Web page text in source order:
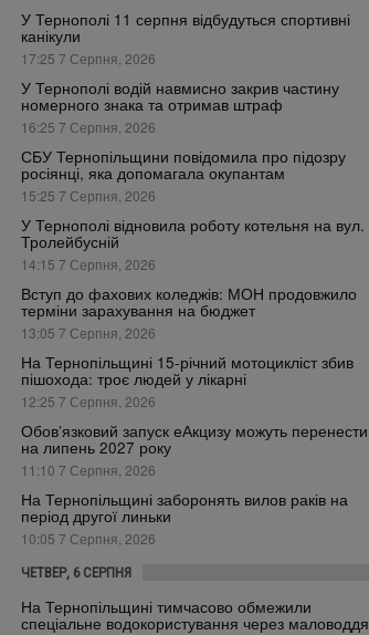
У Тернополі 11 серпня відбудуться спортивні
канікули
17:25 7 Серпня, 2026
У Тернополі водій навмисно закрив частину
номерного знака та отримав штраф
16:25 7 Серпня, 2026
СБУ Тернопільщини повідомила про підозру
росіянці, яка допомагала окупантам
15:25 7 Серпня, 2026
У Тернополі відновила роботу котельня на вул.
Тролейбусній
14:15 7 Серпня, 2026
Вступ до фахових коледжів: МОН продовжило
терміни зарахування на бюджет
13:05 7 Серпня, 2026
На Тернопільщині 15-річний мотоцикліст збив
пішохода: троє людей у лікарні
12:25 7 Серпня, 2026
Обов’язковий запуск еАкцизу можуть перенести
на липень 2027 року
11:10 7 Серпня, 2026
На Тернопільщині заборонять вилов раків на
період другої линьки
10:05 7 Серпня, 2026
ЧЕТВЕР, 6 СЕРПНЯ
На Тернопільщині тимчасово обмежили
спеціальне водокористування через маловоддя